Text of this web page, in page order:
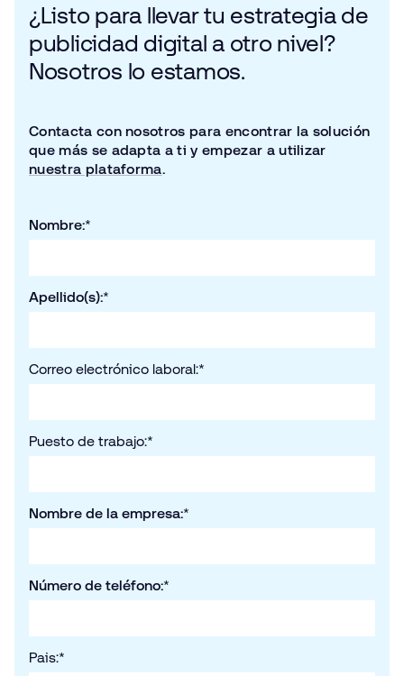
¿Listo para llevar tu estrategia de
publicidad digital a otro nivel?
Nosotros lo estamos.
Contacta con nosotros para encontrar la solución
que más se adapta a ti y empezar a utilizar
nuestra plataforma.
*
Nombre:
*
Apellido(s):
*
Correo electrónico laboral:
*
Puesto de trabajo:
*
Nombre de la empresa:
*
Número de teléfono:
*
Pais: